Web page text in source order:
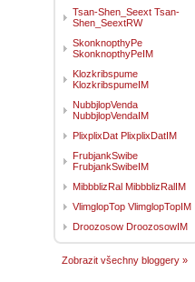
Tsan-Shen_Seext Tsan-
Shen_SeextRW
SkonknopthyPe
SkonknopthyPeIM
Klozkribspume
KlozkribspumeIM
NubbjlopVenda
NubbjlopVendaIM
PlixplixDat PlixplixDatIM
FrubjankSwibe
FrubjankSwibeIM
MibbblizRal MibbblizRalIM
VlimglopTop VlimglopTopIM
Droozosow DroozosowIM
Zobrazit všechny bloggery »